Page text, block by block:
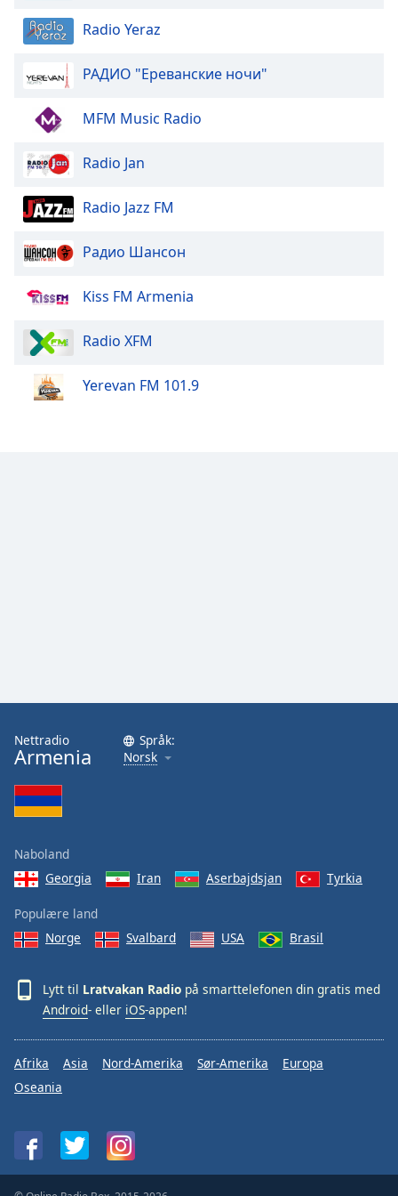
dialog
window.
Text
Color
Opacity
Color
Edge
Style
Font
Reset
Done
Modal
Radio Yeraz
РАДИО "Ереванские ночи"
MFM Music Radio
Radio Jan
Radio Jazz FM
Радио Шансон
Kiss FM Armenia
Radio XFM
Yerevan FM 101.9
Nettradio
Armenia
Språk:
Norsk
Naboland
Georgia
Iran Aserbajdsjan Tyrkia
Populære land
Norge
Svalbard USA Brasil
Lytt til Lratvakan Radio på smarttelefonen din gratis med
Android- eller iOS-appen!
Afrika Asia Nord-Amerika Sør-Amerika
Europa
Oseania